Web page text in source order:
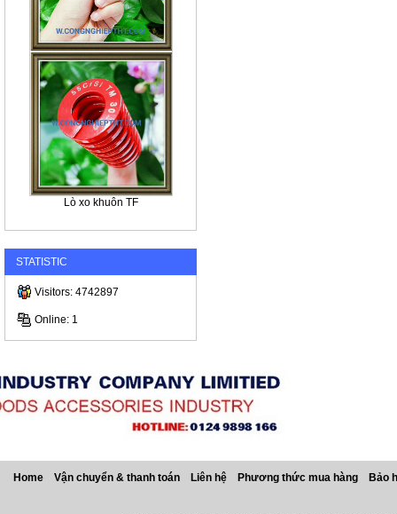
Lò xo khuôn TF
STATISTIC
Visitors: 4742897
Online: 1
Home Vận chuyển & thanh toán Liên hệ Phương thức mua hàng Bảo